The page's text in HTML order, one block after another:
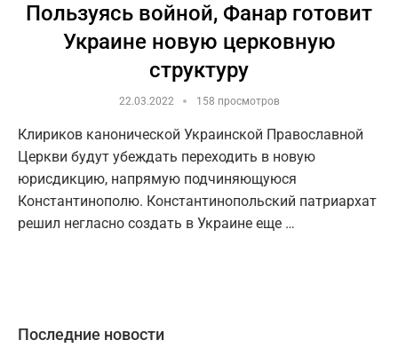
Пользуясь войной, Фанар готовит
Украине новую церковную
структуру
22.03.2022 158 просмотров
Клириков канонической Украинской Православной
Церкви будут убеждать переходить в новую
юрисдикцию, напрямую подчиняющуюся
Константинополю. Константинопольский патриархат
решил негласно создать в Украине еще …
Последние новости